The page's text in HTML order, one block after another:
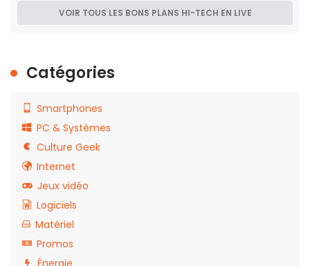
VOIR TOUS LES BONS PLANS HI-TECH EN LIVE
Catégories
Smartphones
PC & Systèmes
Culture Geek
Internet
Jeux vidéo
Logiciels
Matériel
Promos